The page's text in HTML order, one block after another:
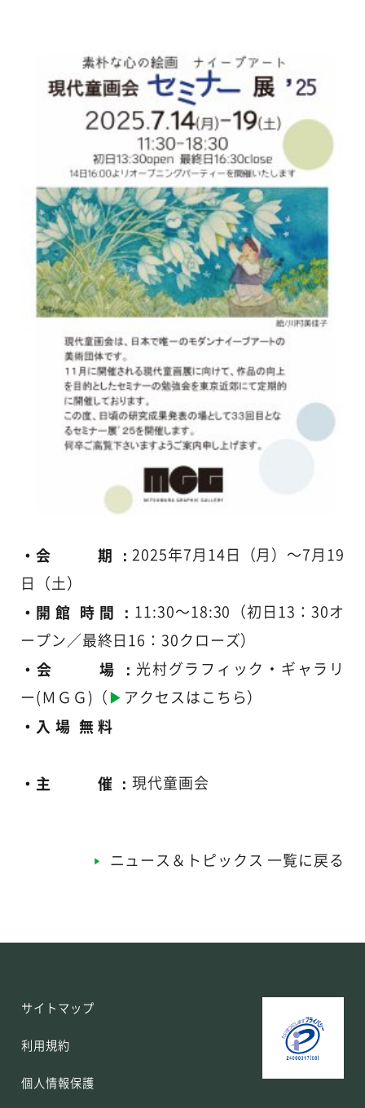
・会 期 ：2025年7月14日（月）〜7月19
日（土）
・開 館 時 間 ： 11:30〜18:30（初日13：30オ
ープン／最終日16：30クローズ）
・会 場 ： 光村グラフィック・ギャラリ
ー(ＭＧＧ)（ ▶ アクセスはこちら ）
・入 場 無 料
・主 催 ：現代童画会
ニュース＆トピックス 一覧に戻る
サイトマップ
利用規約
個人情報保護